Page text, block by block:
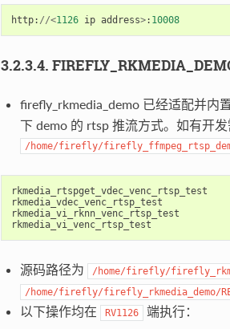
http: //<1126 ip address>: 10008
3.2.3.4.
firefly_rkmedia_demo 已经适配并内
下 demo 的 rtsp 推流方式。如有开
/home/firefly/
rkmedia_rtspget_vdec_venc_rtsp_test
rkmedia_vdec_venc_rtsp_test
rkmedia_vi_rknn_venc_rtsp_test
rkmedia_vi_venc_rtsp_test
源码路径为 /home/firefly/
/home/firefly/firefly_rkmedia_demo/
以下操作均在
RV1126 端执行：